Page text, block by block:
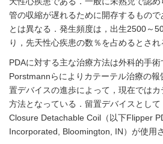
管の収縮が遅れるために開存するもの
とは異なる．発生頻度は，出生2500～
り，先天性心疾患の数％を占めるとされ
PDAに対する主な治療方法は外科的手
Porstmannらによりカテーテル治療の報
置デバイスの進歩によって，現在では
方法となっている．留置デバイスとし
Closure Detachable Coil（以下Flipper
Incorporated, Bloomington, IN）が使用